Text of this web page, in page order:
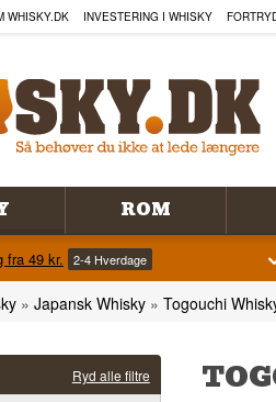
WHISKY.DK INVESTERING I WHISKY
ROM
fra 49 kr. 2-4 Hverdage
» Japansk Whisky » Togouchi
Ryd alle filtre